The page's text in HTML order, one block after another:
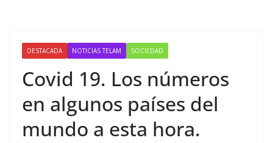
DESTACADA NOTICIAS TELAM SOCIEDAD
Covid 19. Los números
en algunos países del
mundo a esta hora.